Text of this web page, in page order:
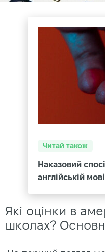
Читай також
Наказовий
англійській мові
Які оцінки в
школах?